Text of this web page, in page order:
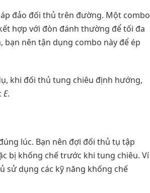
đảo đối thủ trên đường. Một combo
hợp với đòn đánh thường để tối đa
nên tận dụng combo này để ép
khi đối thủ tung chiêu định hướng,
E.
lúc. Bạn nên đợi đối thủ tụ tập
bị khống chế trước khi tung chiêu. Ví
sử dụng các kỹ năng khống chế